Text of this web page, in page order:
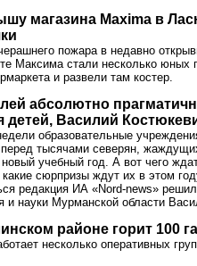
магазина Maxima в
пожара в недавно
Максима стали несколько юных
и развели там костер.
абсолютно
детей, Василий
образовательные
тысячами северян,
новый учебный год. А вот чего
сюрпризы ждут их в этом
редакция ИА «Nord-news»
и науки Мурманской области
районе горит 100
несколько оперативных